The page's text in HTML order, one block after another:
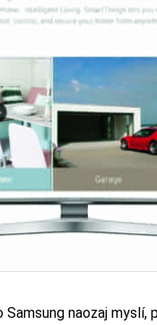
Samsung naozaj